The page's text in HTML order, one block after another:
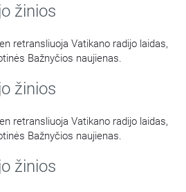
žinios
retransliuoja Vatikano radijo laidas,
Bažnyčios naujienas.
žinios
retransliuoja Vatikano radijo laidas,
Bažnyčios naujienas.
žinios